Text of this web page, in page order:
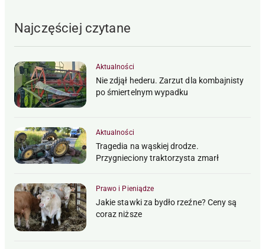
Najczęściej czytane
Aktualności
Nie zdjął hederu. Zarzut dla kombajnisty
po śmiertelnym wypadku
Aktualności
Tragedia na wąskiej drodze.
Przygnieciony traktorzysta zmarł
Prawo i Pieniądze
Jakie stawki za bydło rzeźne? Ceny są
coraz niższe